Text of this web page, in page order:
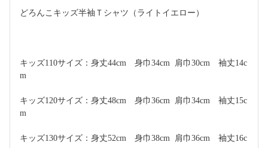
どろんこキッズ半袖Ｔシャツ（ライトイエロー）
キッズ110サイズ：身丈44cm　身巾34cm  肩巾30cm　袖丈14c
m
キッズ120サイズ：身丈48cm　身巾36cm  肩巾34cm　袖丈15c
m
キッズ130サイズ：身丈52cm　身巾38cm  肩巾36cm　袖丈16c